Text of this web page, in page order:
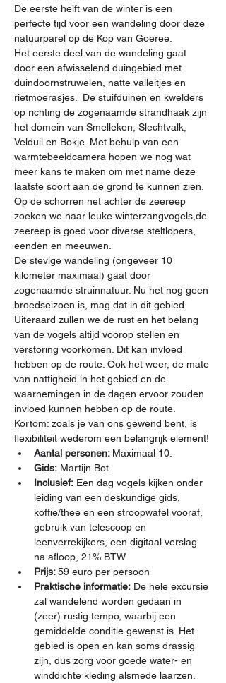
De eerste helft van de winter is een
perfecte tijd voor een wandeling door deze
natuurparel op de Kop van Goeree.
Het eerste deel van de wandeling gaat
door een afwisselend duingebied met
duindoornstruwelen, natte valleitjes en
rietmoerasjes.  De stuifduinen en kwelders
op richting de zogenaamde strandhaak zijn
het domein van Smelleken, Slechtvalk,
Velduil en Bokje. Met behulp van een
warmtebeeldcamera hopen we nog wat
meer kans te maken om met name deze
laatste soort aan de grond te kunnen zien.
Op de schorren net achter de zeereep
zoeken we naar leuke winterzangvogels,de
zeereep is goed voor diverse steltlopers,
eenden en meeuwen.
De stevige wandeling (ongeveer 10
kilometer maximaal) gaat door
zogenaamde struinnatuur. Nu het nog geen
broedseizoen is, mag dat in dit gebied.
Uiteraard zullen we de rust en het belang
van de vogels altijd voorop stellen en
verstoring voorkomen. Dit kan invloed
hebben op de route. Ook het weer, de mate
van nattigheid in het gebied en de
waarnemingen in de dagen ervoor zouden
invloed kunnen hebben op de route.
Kortom: zoals je van ons gewend bent, is
flexibiliteit wederom een belangrijk element!
Aantal personen: Maximaal 10.
Gids: Martijn Bot
Inclusief: Een dag vogels kijken onder
leiding van een deskundige gids,
koffie/thee en een stroopwafel vooraf,
gebruik van telescoop en
leenverrekijkers, een digitaal verslag
na afloop, 21% BTW
Prijs: 59 euro per persoon
Praktische informatie: De hele excursie
zal wandelend worden gedaan in
(zeer) rustig tempo, waarbij een
gemiddelde conditie gewenst is. Het
gebied is open en kan soms drassig
zijn, dus zorg voor goede water- en
winddichte kleding alsmede laarzen.